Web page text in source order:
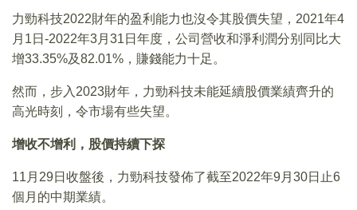
力勁科技2022財年的盈利能力也沒令其股價失望，2021年4
月1日-2022年3月31日年度，公司營收和淨利潤分别同比大
增33.35%及82.01%，賺錢能力十足。
然而，步入2023財年，力勁科技未能延續股價業績齊升的
高光時刻，令市場有些失望。
增收不增利，股價持續下探
11月29日收盤後，力勁科技發佈了截至2022年9月30日止6
個月的中期業績。